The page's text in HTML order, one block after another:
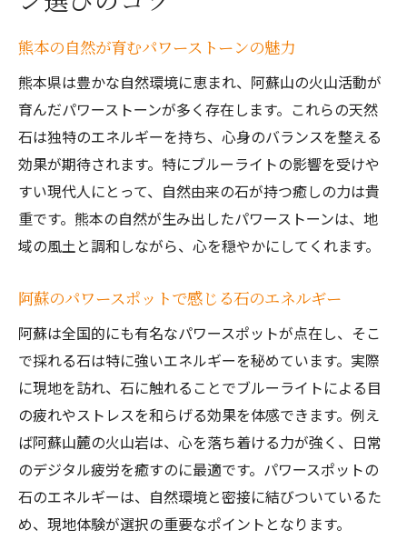
熊本の自然が育むパワーストーンの魅力
熊本県は豊かな自然環境に恵まれ、阿蘇山の火山活動が
育んだパワーストーンが多く存在します。これらの天然
石は独特のエネルギーを持ち、心身のバランスを整える
効果が期待されます。特にブルーライトの影響を受けや
すい現代人にとって、自然由来の石が持つ癒しの力は貴
重です。熊本の自然が生み出したパワーストーンは、地
域の風土と調和しながら、心を穏やかにしてくれます。
阿蘇のパワースポットで感じる石のエネルギー
阿蘇は全国的にも有名なパワースポットが点在し、そこ
で採れる石は特に強いエネルギーを秘めています。実際
に現地を訪れ、石に触れることでブルーライトによる目
の疲れやストレスを和らげる効果を体感できます。例え
ば阿蘇山麓の火山岩は、心を落ち着ける力が強く、日常
のデジタル疲労を癒すのに最適です。パワースポットの
石のエネルギーは、自然環境と密接に結びついているた
め、現地体験が選択の重要なポイントとなります。